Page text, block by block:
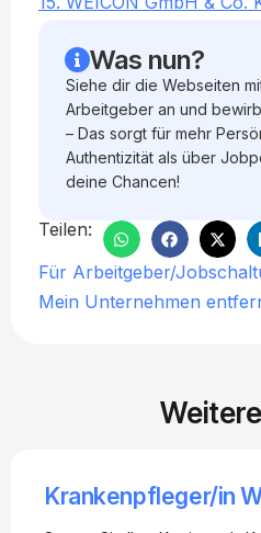
Was nun?
Siehe dir die Webseiten
Arbeitgeber an und
– Das sorgt für mehr
Authentizität als über
deine Chancen!
Teilen:
Für Arbeitgeber/
Mein Unternehmen
Krankenpfleger/in